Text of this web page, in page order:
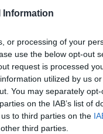
Information
or processing of your
use the below opt-out
request is processed
utilized by us
You may separately
on the IAB’s list of
to third parties on the
third parties.
ihåg mig
Glömt ditt lösenord?
Få ny aktiveringslänk
är gratis!